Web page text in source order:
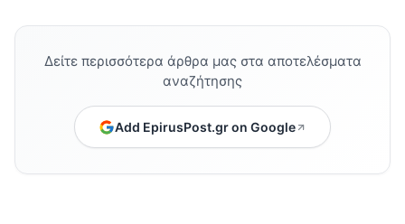
Δείτε περισσότερα άρθρα μας στα αποτελέσματα
αναζήτησης
Add EpirusPost.gr on Google